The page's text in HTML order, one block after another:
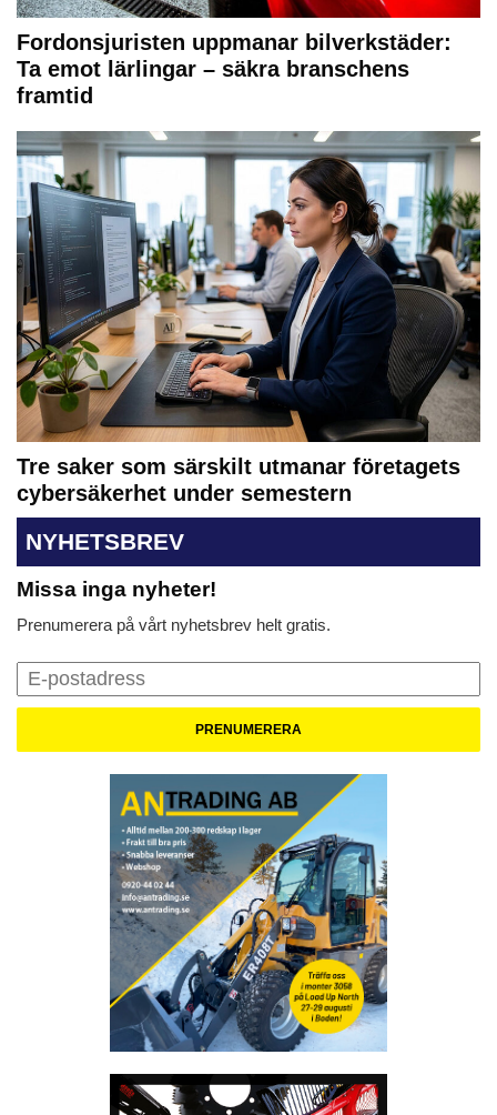
Fordonsjuristen uppmanar bilverkstäder:
Ta emot lärlingar – säkra branschens
framtid
Tre saker som särskilt utmanar företagets
cybersäkerhet under semestern
NYHETSBREV
Missa inga nyheter!
Prenumerera på vårt nyhetsbrev helt gratis.